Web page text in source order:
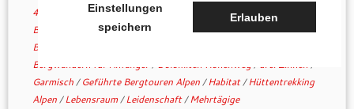
4. Mai 2025 inAktuellesverschlagwortet Alpenüberquerung
Berchtesgaden/Berge/Bergfacetten/Bergfacetten.de/
Bergtouren ohne Gepäcktransport
Bergwandern für Anfänger / Dolomiten Höhenweg / drei Zinnen /
Garmisch/Geführte Bergtouren Alpen/Habitat/Hüttentrekking
Alpen/Lebensraum/Leidenschaft/Mehrtägige
Einstellungen
speichern
Erlauben